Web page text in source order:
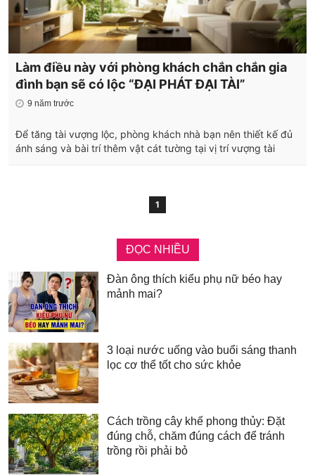
Làm điều này với phòng khách chắn chắn gia
đình bạn sẽ có lộc “ĐẠI PHÁT ĐẠI TÀI”
9 năm trước
Để tăng tài vượng lộc, phòng khách nhà bạn nên thiết kế đủ
ánh sáng và bài trí thêm vật cát tường tại vị trí vượng tài
1
ĐỌC NHIỀU
Đàn ông thích kiểu phụ nữ béo hay
mảnh mai?
3 loại nước uống vào buổi sáng thanh
lọc cơ thể tốt cho sức khỏe
Cách trồng cây khế phong thủy: Đặt
đúng chỗ, chăm đúng cách để tránh
trồng rồi phải bỏ